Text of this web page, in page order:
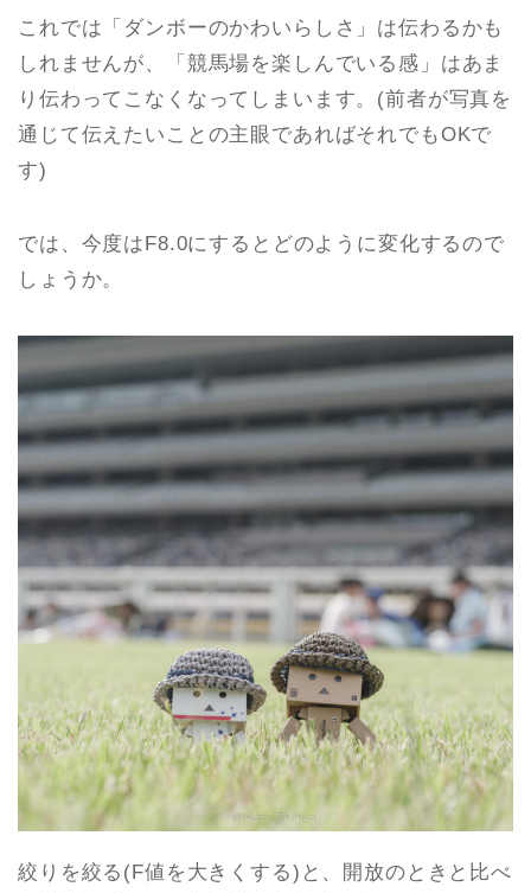
これでは「ダンボーのかわいらしさ」は伝わるかも
しれませんが、「競馬場を楽しんでいる感」はあま
り伝わってこなくなってしまいます。(前者が写真を
通じて伝えたいことの主眼であればそれでもOKで
す)
では、今度はF8.0にするとどのように変化するので
しょうか。
絞りを絞る(F値を大きくする)と、開放のときと比べ